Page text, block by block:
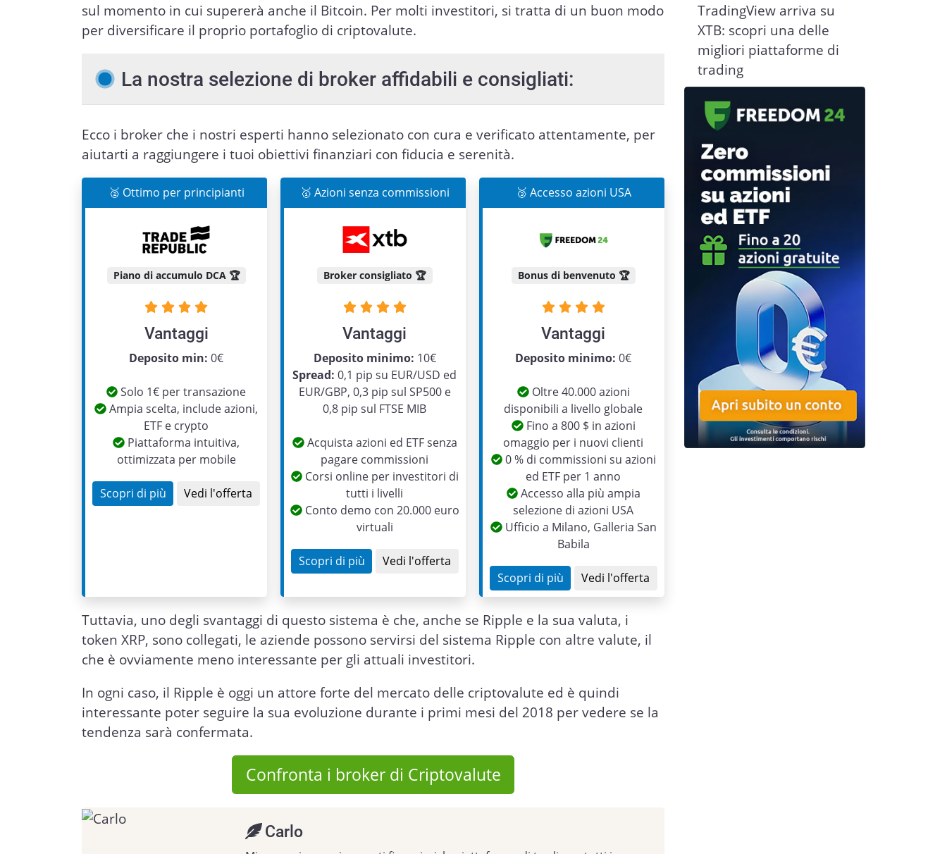
sul momento in cui supererà anche il Bitcoin. Per molti investitori, si tratta di un buon modo
per diversificare il proprio portafoglio di criptovalute.
La nostra selezione di broker affidabili e consigliati:
Ecco i broker che i nostri esperti hanno selezionato con cura e verificato attentamente, per
aiutarti a raggiungere i tuoi obiettivi finanziari con fiducia e serenità.
🥈 Ottimo per principianti
Piano di accumulo DCA 🏆
Vantaggi
Deposito min: 0€
Solo 1€ per transazione
Ampia scelta, include azioni,
ETF e crypto
Piattaforma intuitiva,
ottimizzata per mobile
Scopri di più Vedi l'offerta
🥇 Azioni senza commissioni
Broker consigliato 🏆
Vantaggi
Deposito minimo: 10€
Spread: 0,1 pip su EUR/USD ed
EUR/GBP, 0,3 pip sul SP500 e
0,8 pip sul FTSE MIB
Acquista azioni ed ETF senza
pagare commissioni
Corsi online per investitori di
tutti i livelli
Conto demo con 20.000 euro
virtuali
Scopri di più Vedi l'offerta
🥉 Accesso azioni USA
Bonus di benvenuto 🏆
Vantaggi
Deposito minimo: 0€
Oltre 40.000 azioni
disponibili a livello globale
Fino a 800 $ in azioni
omaggio per i nuovi clienti
0 % di commissioni su azioni
ed ETF per 1 anno
Accesso alla più ampia
selezione di azioni USA
Ufficio a Milano, Galleria San
Babila
Scopri di più Vedi l'offerta
Tuttavia, uno degli svantaggi di questo sistema è che, anche se Ripple e la sua valuta, i
token XRP, sono collegati, le aziende possono servirsi del sistema Ripple con altre valute, il
che è ovviamente meno interessante per gli attuali investitori.
In ogni caso, il Ripple è oggi un attore forte del mercato delle criptovalute ed è quindi
interessante poter seguire la sua evoluzione durante i primi mesi del 2018 per vedere se la
tendenza sarà confermata.
Confronta i broker di Criptovalute
Carlo
TradingView arriva su
XTB: scopri una delle
migliori piattaforme di
trading